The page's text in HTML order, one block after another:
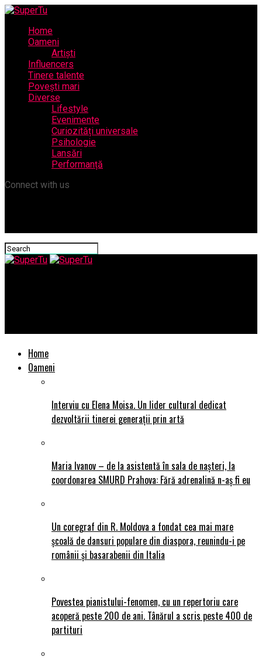
Home
Oameni
Artiști
Influencers
Tinere talente
Povești mari
Diverse
Lifestyle
Evenimente
Curiozități universale
Psihologie
Lansări
Performanță
Connect with us
Home
Oameni
Interviu cu Elena Moisa. Un lider cultural dedicat
dezvoltării tinerei generații prin artă
Maria Ivanov – de la asistentă în sala de nașteri, la
coordonarea SMURD Prahova: Fără adrenalină n-aș fi eu
Un coregraf din R. Moldova a fondat cea mai mare
școală de dansuri populare din diaspora, reunindu-i pe
românii și basarabenii din Italia
Povestea pianistului-fenomen, cu un repertoriu care
acoperă peste 200 de ani. Tânărul a scris peste 400 de
partituri